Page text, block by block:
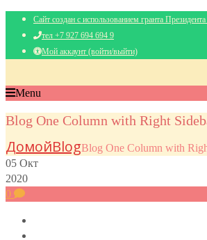
Сайт создан с использованием гранта
тел +7 927 694 694 9
Мой аккаунт (войти/выйти)
Menu
Blog One Column with Right
ДомойBlogBlog One Column with
05 Окт
2020
0